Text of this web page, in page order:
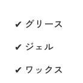
✔ グリース
✔ ジェル
✔ ワックス